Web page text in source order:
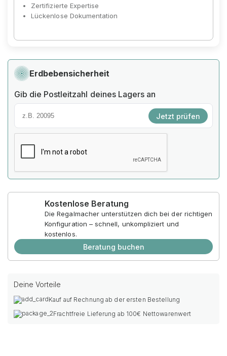
Zertifizierte Expertise
Lückenlose Dokumentation
Erdbebensicherheit
Gib die Postleitzahl deines Lagers an
Jetzt prüfen
Kostenlose Beratung
Die Regalmacher unterstützen dich bei der richtigen
Konfiguration – schnell, unkompliziert und
kostenlos.
Beratung buchen
Deine Vorteile
Kauf auf Rechnung ab der ersten Bestellung
Frachtfreie Lieferung ab 100€ Nettowarenwert